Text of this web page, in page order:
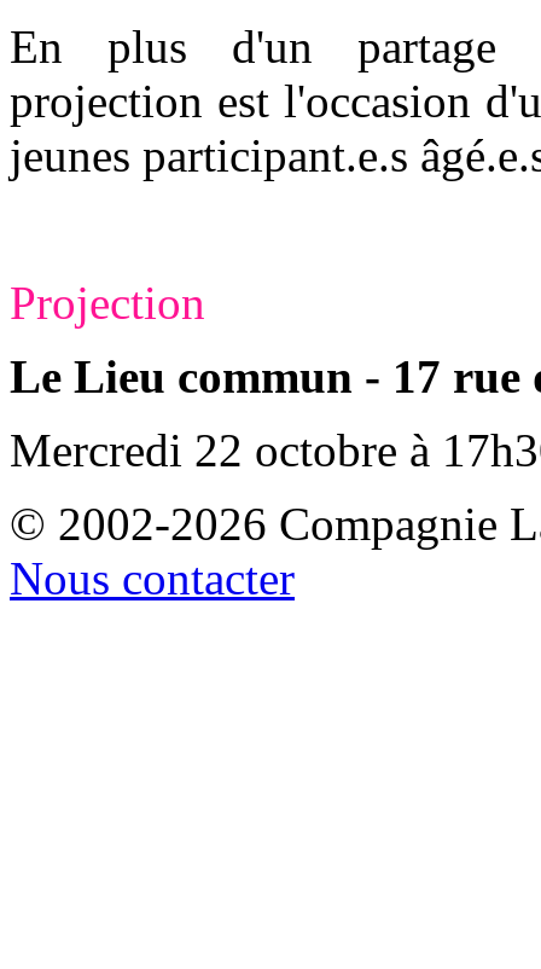
En plus d'un partage
projection est l'occasion
jeunes participant.e.s
Projection
Le Lieu commun - 17
Mercredi 22 octobre à
© 2002-2026 Compagnie
Nous contacter